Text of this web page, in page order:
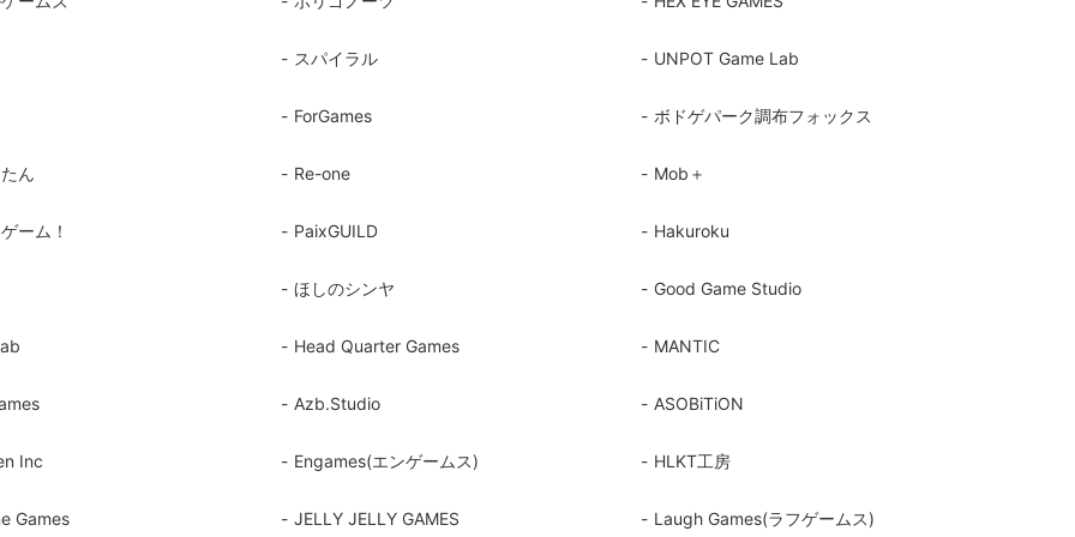
スパイラル UNPOT Game Lab
ForGames ボドゲパーク調布フォックス
ん Re-one Mob＋
ーム！ PaixGUILD Hakuroku
ほしのシンヤ Good Game Studio
Head Quarter Games MANTIC
Azb.Studio ASOBiTiON
Inc Engames(エンゲームス) HLKT工房
Games JELLY JELLY GAMES Laugh Games(ラフゲームス)